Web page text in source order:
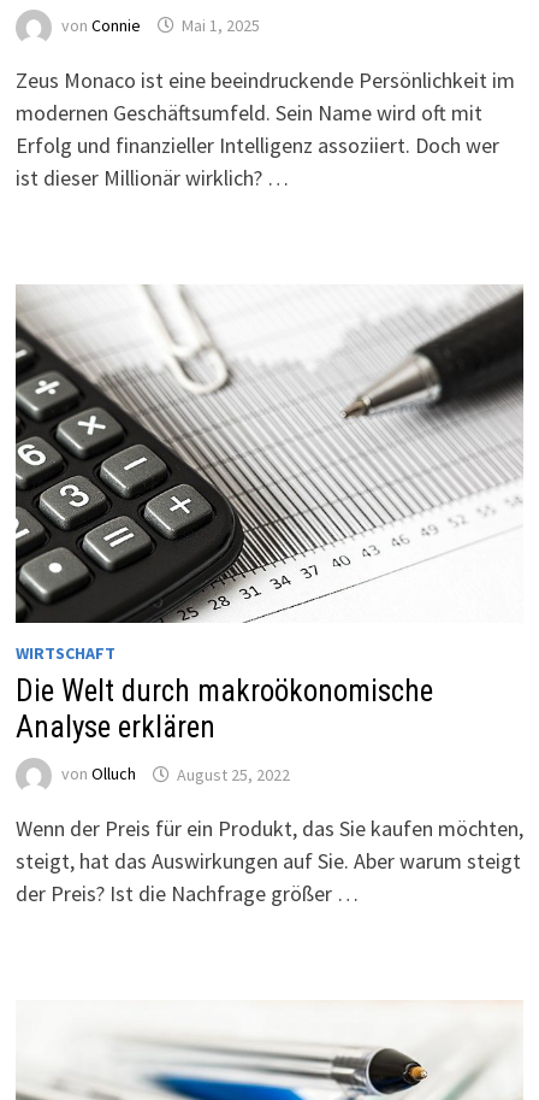
von Connie Mai 1, 2025
Zeus Monaco ist eine beeindruckende Persönlichkeit im
modernen Geschäftsumfeld. Sein Name wird oft mit
Erfolg und finanzieller Intelligenz assoziiert. Doch wer
ist dieser Millionär wirklich? …
WIRTSCHAFT
Die Welt durch makroökonomische
Analyse erklären
von Olluch August 25, 2022
Wenn der Preis für ein Produkt, das Sie kaufen möchten,
steigt, hat das Auswirkungen auf Sie. Aber warum steigt
der Preis? Ist die Nachfrage größer …